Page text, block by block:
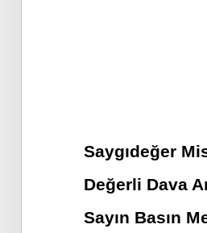
Saygıdeğer
Değerli Dava
Sayın Basın